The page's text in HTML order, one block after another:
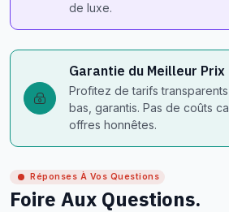
de luxe.
Garantie du Meilleur Prix
Profitez de tarifs
bas, garantis. Pas de coûts
offres honnêtes.
Réponses À Vos Questions
Foire Aux Questions.